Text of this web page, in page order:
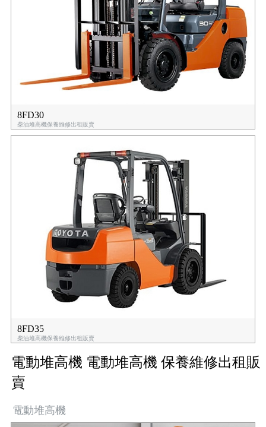
8FD30
柴油堆高機保養維修出租販賣
8FD35
柴油堆高機保養維修出租販賣
電動堆高機 電動堆高機 保養維修出租販
賣
電動堆高機